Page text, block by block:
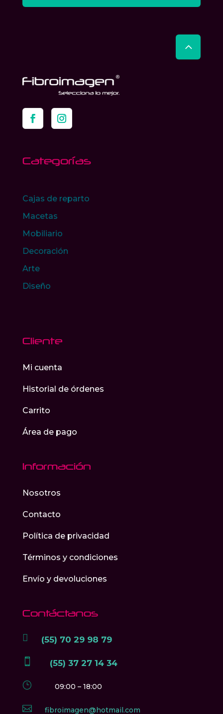
Categorías
Cajas de reparto
Macetas
Mobiliario
Decoración
Arte
Diseño
Cliente
Mi cuenta
Historial de órdenes
Carrito
Área de pago
Información
Nosotros
Contacto
Política de privacidad
Términos y condiciones
Envío y devoluciones
Contáctanos
 (55) 70 29 98 79
 (55) 37 27 14 34
} 09:00 – 18:00
 fibroimagen@hotmail.com